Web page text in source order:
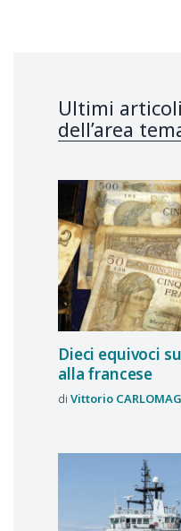
Ultimi articoli
dell’area
Dieci equivoci
alla francese
Vittorio